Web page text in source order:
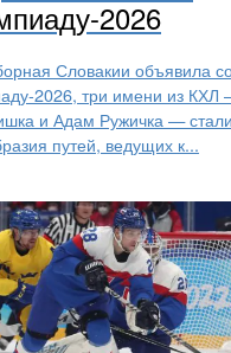
2026
Словакии объявила
2026, три имени из КХЛ
и Адам Ружичка —
путей, ведущих к...